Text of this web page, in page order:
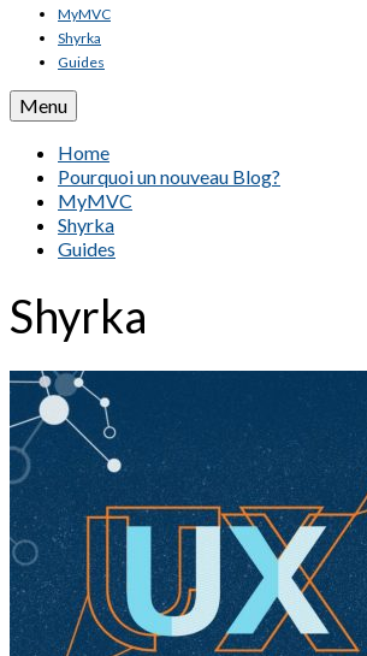
MyMVC
Shyrka
Guides
Menu
Home
Pourquoi un nouveau Blog?
MyMVC
Shyrka
Guides
Shyrka